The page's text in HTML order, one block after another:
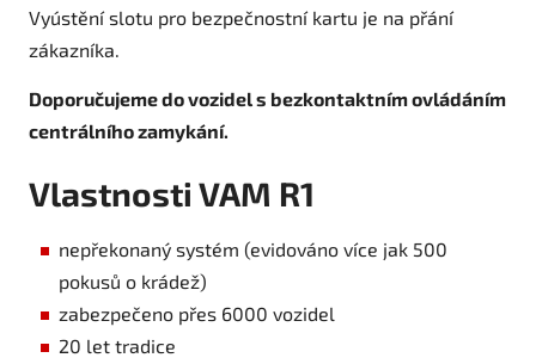
Vyústění slotu pro bezpečnostní kartu je na přání
zákazníka.
Doporučujeme do vozidel s bezkontaktním ovládáním
centrálního zamykání.
Vlastnosti VAM R1
nepřekonaný systém (evidováno více jak 500
pokusů o krádež)
zabezpečeno přes 6000 vozidel
20 let tradice